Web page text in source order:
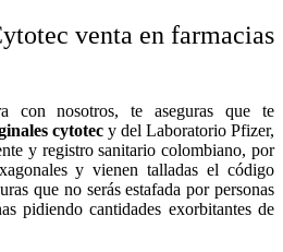
venta en farmacias
con nosotros, te aseguras que te
cytotec y del Laboratorio Pfizer,
y registro sanitario colombiano, por
y vienen talladas el código
que no serás estafada por personas
pidiendo cantidades exorbitantes de